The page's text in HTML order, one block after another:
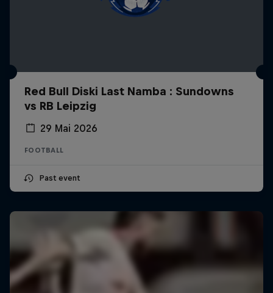
Red Bull Diski Last Namba : Sundowns
vs RB Leipzig
29 Mai 2026
FOOTBALL
Past event